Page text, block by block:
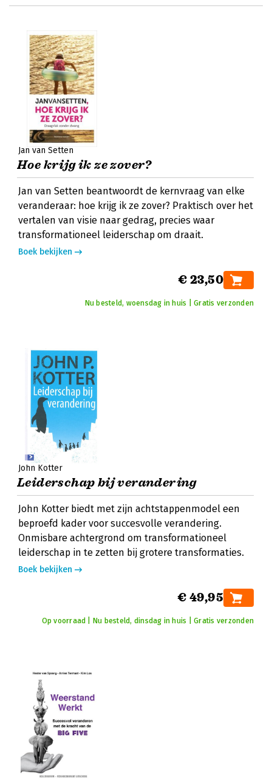
Jan van Setten
Hoe krijg ik ze zover?
Jan van Setten beantwoordt de kernvraag van elke
veranderaar: hoe krijg ik ze zover? Praktisch over het
vertalen van visie naar gedrag, precies waar
transformationeel leiderschap om draait.
Boek bekijken
€ 23,50
Nu besteld, woensdag in huis | Gratis verzonden
John Kotter
Leiderschap bij verandering
John Kotter biedt met zijn achtstappenmodel een
beproefd kader voor succesvolle verandering.
Onmisbare achtergrond om transformationeel
leiderschap in te zetten bij grotere transformaties.
Boek bekijken
€ 49,95
Op voorraad | Nu besteld, dinsdag in huis | Gratis verzonden